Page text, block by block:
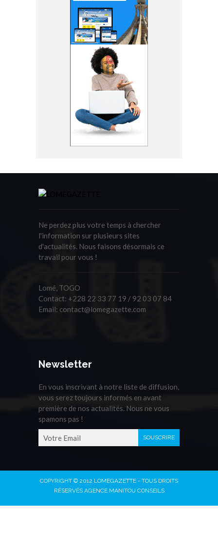
Ne perdez plus votre temps à chercher
l'information sur plusieurs sites
d'actualités. Nous faisons désormais ce
travail pour vous !
Lomé, TOGO
Contact: +228 22 33 77 19 / 92 03 07 84
Email: contact@lomegazette.com
Newsletter
En vous inscrivant à notre liste de diffusion,
vous serez toujours informés en avant
première de nos actualités. Nous ne vous
spamons pas !
COPYRIGHT © 2012 LOMEGAZETTE - TOUS DROITS
RÉSERVÉS AGENCE MANITOU CONSEILS